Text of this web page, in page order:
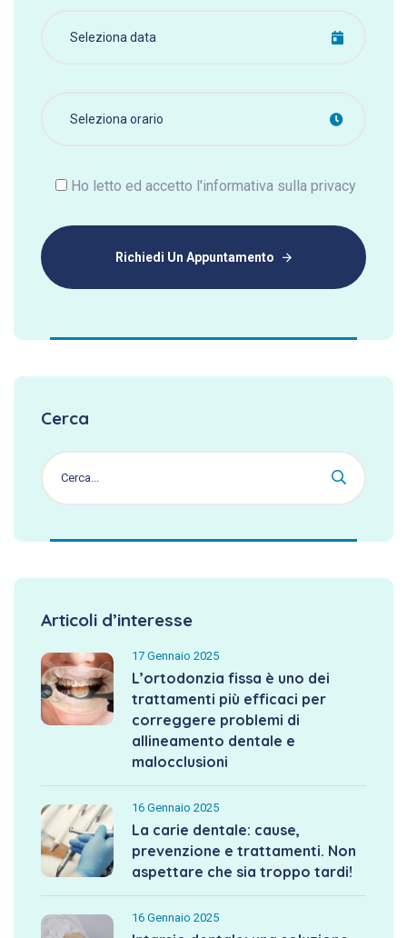
Ho letto ed accetto l'informativa sulla privacy
Richiedi Un Appuntamento
Cerca
Articoli d’interesse
17 Gennaio 2025
L’ortodonzia fissa è uno dei
trattamenti più efficaci per
correggere problemi di
allineamento dentale e
malocclusioni
16 Gennaio 2025
La carie dentale: cause,
prevenzione e trattamenti. Non
aspettare che sia troppo tardi!
16 Gennaio 2025